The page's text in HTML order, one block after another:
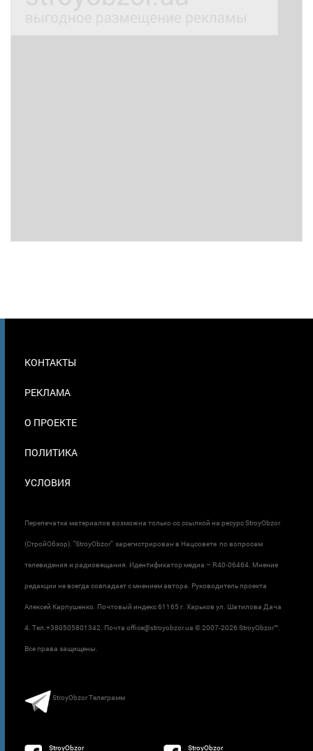
В
КОНТАКТЫ
РЕКЛАМА
О ПРОЕКТЕ
ПОЛИТИКА
УСЛОВИЯ
Перепечатка материалов возможна только со ссылкой на ресурс StroyObzor
(СтройОбзор). "StroyObzor" зарегистрирован в Нацсовете по вопросам
телевидения и радиовещания. Идентификатор медиа – R40-06464. Мнение
редакции не всегда совпадает с мнением автора. Руководитель проекта
Алексей Карпушенко. Почтовый индекс 61165 г. Харьков ул. Шатилова Дача
4. Тел.+380505801342. Почта office@stroyobzor.ua © 2007-2026 StroyObzor™.
Все права защищены.
StroyObzor Телеграмм
StroyObzor StroyObzor